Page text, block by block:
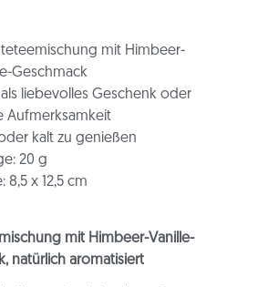
mit Himbeer-
Geschmack
als liebevolles Geschenk oder
Aufmerksamkeit
kalt zu genießen
20 g
8,5 x 12,5 cm
mit Himbeer-Vanille-
natürlich aromatisiert